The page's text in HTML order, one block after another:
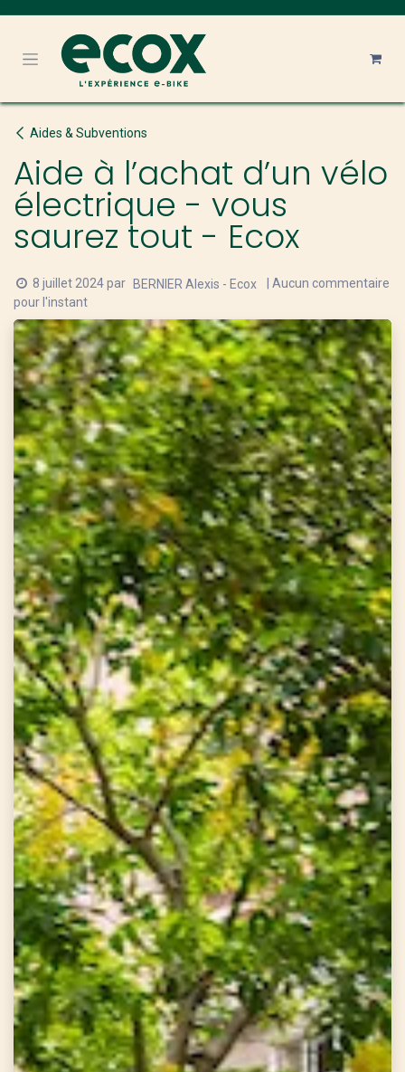
Aides & Subventions
Aide à l’achat d’un vélo
électrique - vous
saurez tout - Ecox
8 juillet 2024par BERNIER Alexis - Ecox
| Aucun commentaire
pour l'instant